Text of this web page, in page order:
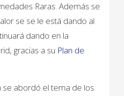
Raras. Además se
se se le está dando al
dando en la
gracias a su Plan de
se abordó el tema de los